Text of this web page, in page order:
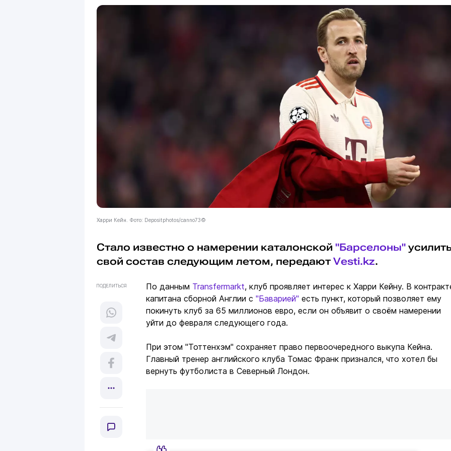
Харри Кейн. Фото: Depositphotos/canno73©
Стало известно о намерении каталонской "Барселоны"
свой состав следующим летом, передают Vesti.kz.
ПОДЕЛИТЬСЯ По данным Transfermarkt, клуб проявляет интерес к Харри Кейну. В
капитана сборной Англии с "Баварией" есть пункт, который позволяет ему
покинуть клуб за 65 миллионов евро, если он объявит о своём намерении
уйти до февраля следующего года.
При этом "Тоттенхэм" сохраняет право первоочередного выкупа Кейна.
Главный тренер английского клуба Томас Франк признался, что хотел бы
вернуть футболиста в Северный Лондон.